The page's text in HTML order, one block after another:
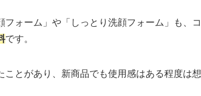
ォーム」や「しっとり洗顔フォーム」も、
です。
とがあり、新商品でも使用感はある程度は